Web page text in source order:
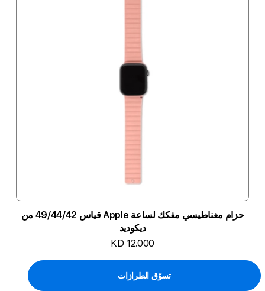
حزام مغناطيسي مفكك لساعة Apple قياس 49/44/42 من
ديكوديد
KD 12.000
تسوّق الطرازات